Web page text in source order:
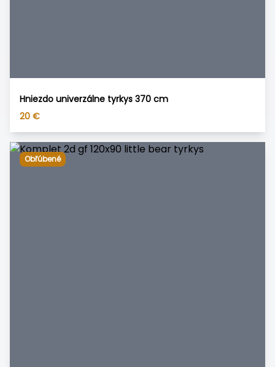
Hniezdo univerzálne tyrkys 370 cm
20 €
Obľúbené